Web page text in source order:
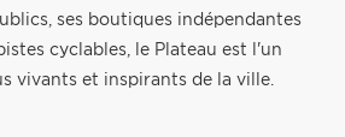
ses boutiques indépendantes
cyclables, le Plateau est l'un
vivants et inspirants de la ville.